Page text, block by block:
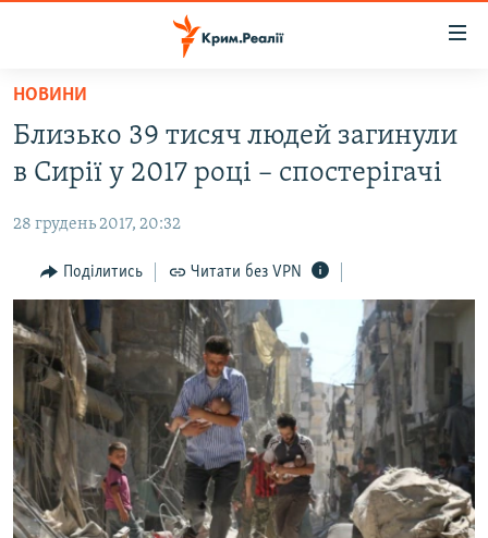
Перейти
основного
матеріалу
Перейти
до
навігації
Перейти
до
пошуку
ВІДЕО ТА ФОТО
ПОЛІТИКА
БЛОГИ
ПОГЛЯД
ІНТЕРВ'Ю
ВСЕ ЗА ДЕНЬ
СПЕЦПРОЕКТИ
ДЕПОРТАЦІЯ
ВІДЕОУРОКИ «ELIFBE»
ЯК ОБІЙТИ БЛОКУВАННЯ
Русский
НОВИНИ
Близько 39 тисяч людей загинули
в Сирії у 2017 році – спостерігачі
28 грудень 2017, 20:32
Поділитись Читати без VPN